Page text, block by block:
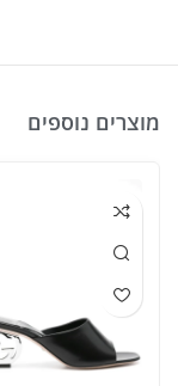
מוצרים נוספים